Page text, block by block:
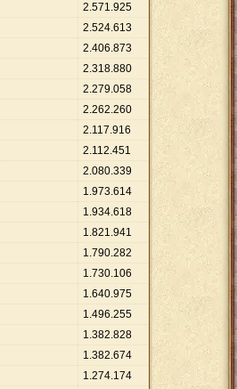
2.571.925
2.524.613
2.406.873
2.318.880
2.279.058
2.262.260
2.117.916
2.112.451
2.080.339
1.973.614
1.934.618
1.821.941
1.790.282
1.730.106
1.640.975
1.496.255
1.382.828
1.382.674
1.274.174